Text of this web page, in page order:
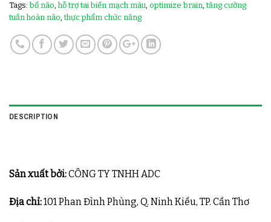
Tags: bổ não, hỗ trợ tai biến mạch máu, optimize brain,tăng cường
tuần hoàn não,thực phẩm chức năng
DESCRIPTION
Sản xuất bởi:CÔNG TY TNHH ADC
Địa chỉ:101 Phan Đình Phùng, Q. Ninh Kiều, TP. Cần Thơ